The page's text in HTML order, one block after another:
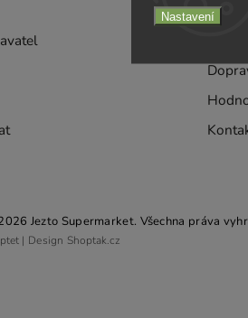
Nastavení
Jezto Supermarket. Všechna práva
| Design Shoptak.cz